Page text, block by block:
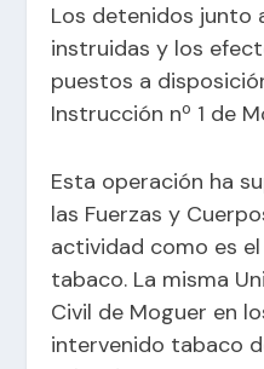
Los detenidos junto
instruidas y los
puestos a
Instrucción nº 1 de
Esta operación ha
las Fuerzas y
actividad como es
tabaco. La misma
Civil de Moguer en
intervenido tabaco